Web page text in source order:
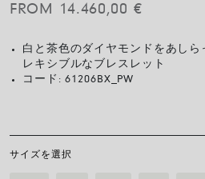
FROM
14.460,00 €
白と茶色のダイヤモンドをあしら
レキシブルなブレスレット
コード:61206BX_PW
サイズを選択